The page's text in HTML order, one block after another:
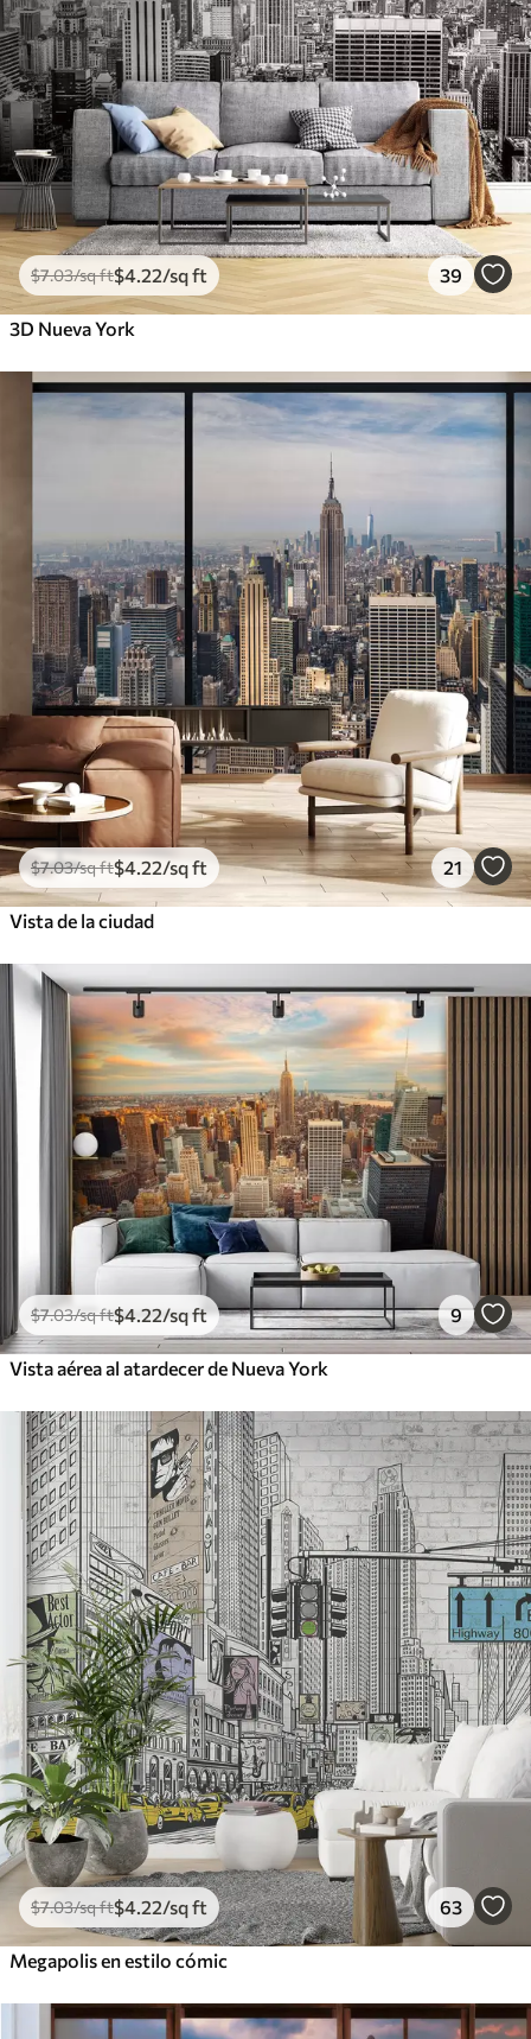
$7.03/sq ft$4 .22/sq ft 39
3D Nueva York
$7.03/sq ft$4 .22/sq ft 21
Vista de la ciudad
$7.03/sq ft$4.22/sq ft 9
Vista aérea al atardecer de Nueva York
$7.03/sq ft$4.22/sq ft 63
Megapolis en estilo cómic